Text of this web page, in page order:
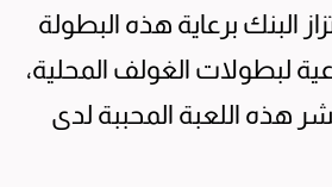
البنك برعاية هذه البطولة
لبطولات الغولف المحلية،
هذه اللعبة المحببة لدى